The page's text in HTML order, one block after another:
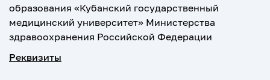
образования «Кубанский государственный
медицинский университет» Министерства
здравоохранения Российской Федерации
Реквизиты